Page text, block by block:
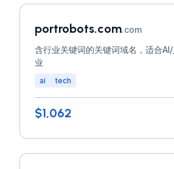
portrobots.com.com
含行业关键词的关键词域名，适合
业
ai tech
$1,062